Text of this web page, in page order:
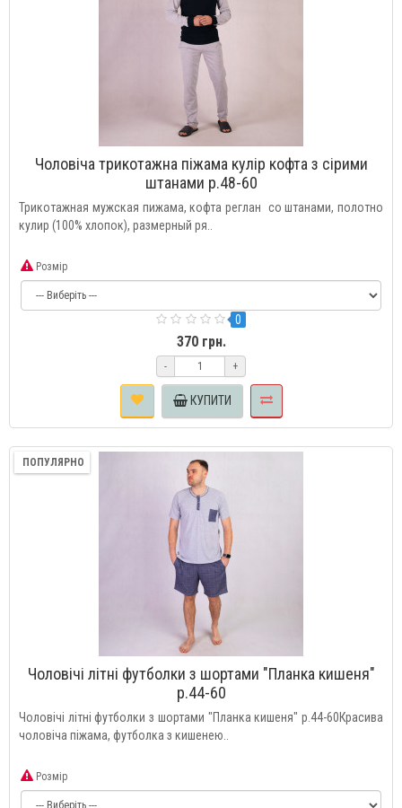
Чоловіча трикотажна піжама кулір кофта з сірими
штанами р.48-60
Трикотажная мужская пижама, кофта реглан со штанами, полотно
кулир (100% хлопок), размерный ря..
Розмір
0
370 грн.
- +
КУПИТИ
ПОПУЛЯРНО
Чоловічі літні футболки з шортами "Планка кишеня"
р.44-60
Чоловічі літні футболки з шортами "Планка кишеня" р.44-60Красива
чоловіча піжама, футболка з кишенею..
Розмір